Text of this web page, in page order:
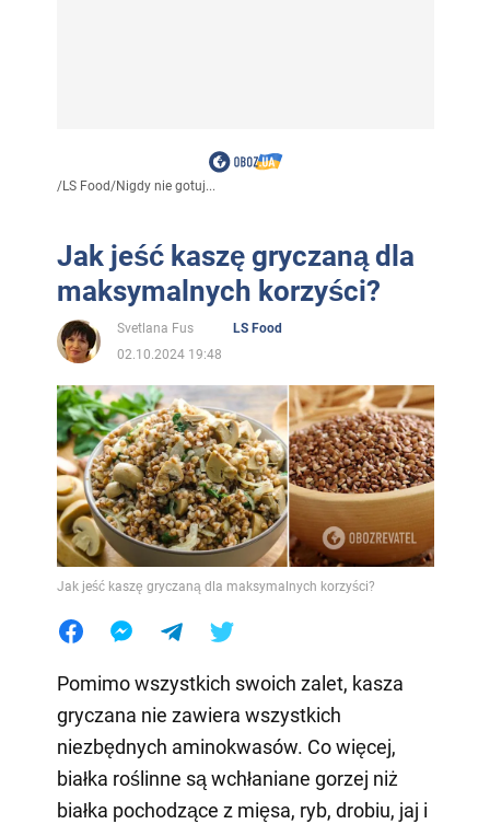
/LS Food/Nigdy nie gotuj...
Jak jeść kaszę gryczaną dla
maksymalnych korzyści?
Svetlana Fus
LS Food
02.10.2024 19:48
Jak jeść kaszę gryczaną dla maksymalnych korzyści?
Pomimo wszystkich swoich zalet, kasza
gryczana nie zawiera wszystkich
niezbędnych aminokwasów. Co więcej,
białka roślinne są wchłaniane gorzej niż
białka pochodzące z mięsa, ryb, drobiu, jaj i